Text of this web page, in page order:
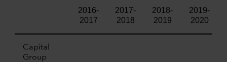
2016-
2017
2017-
2018
2018-
2019
2019-
2020
Capital
Group